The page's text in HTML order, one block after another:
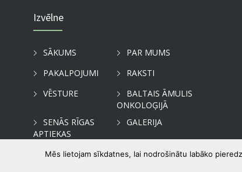
Izvēlne
SĀKUMS
PAR MUMS
PAKALPOJUMI
RAKSTI
VĒSTURE
BALTAIS ĀMULIS
ONKOLOĢIJĀ
SENĀS RĪGAS
APTIEKAS
GALERIJA
KONTAKTI
Mēs lietojam sīkdatnes, lai nodrošinātu labāko